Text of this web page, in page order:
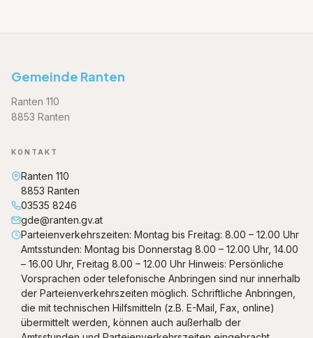
Gemeinde Ranten
Ranten 110
8853 Ranten
KONTAKT
Ranten 110
8853 Ranten
03535 8246
gde@ranten.gv.at
Parteienverkehrszeiten: Montag bis Freitag: 8.00 – 12.00 Uhr
Amtsstunden: Montag bis Donnerstag 8.00 – 12.00 Uhr, 14.00
– 16.00 Uhr, Freitag 8.00 – 12.00 Uhr Hinweis: Persönliche
Vorsprachen oder telefonische Anbringen sind nur innerhalb
der Parteienverkehrszeiten möglich. Schriftliche Anbringen,
die mit technischen Hilfsmitteln (z.B. E-Mail, Fax, online)
übermittelt werden, können auch außerhalb der